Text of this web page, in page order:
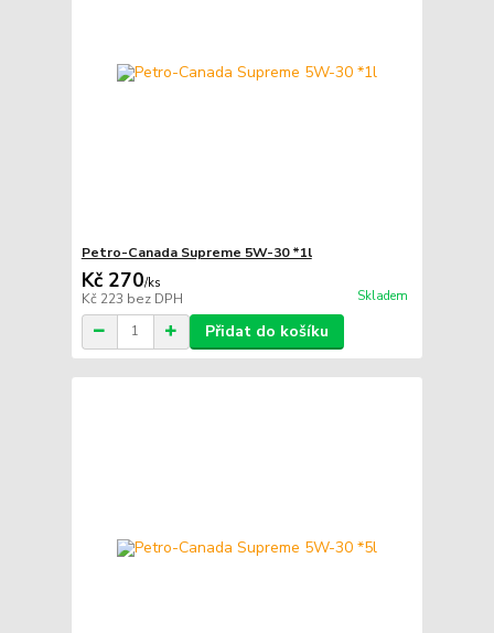
Petro-Canada Supreme 5W-30 *1l
Kč 270/ks
Kč 223 bez DPH Skladem
Přidat do košíku